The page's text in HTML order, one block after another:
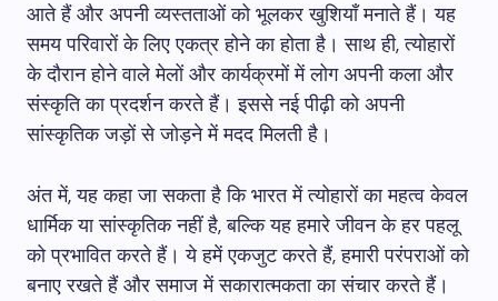
आते हैं और अपनी व्यस्तताओं को भूलकर खुशियाँ मनाते हैं। यह
समय परिवारों के लिए एकत्र होने का होता है। साथ ही, त्योहारों
के दौरान होने वाले मेलों और कार्यक्रमों में लोग अपनी कला और
संस्कृति का प्रदर्शन करते हैं। इससे नई पीढ़ी को अपनी
सांस्कृतिक जड़ों से जोड़ने में मदद मिलती है।
अंत में, यह कहा जा सकता है कि भारत में त्योहारों का महत्व केवल
धार्मिक या सांस्कृतिक नहीं है, बल्कि यह हमारे जीवन के हर पहलू
को प्रभावित करते हैं। ये हमें एकजुट करते हैं, हमारी परंपराओं को
बनाए रखते हैं और समाज में सकारात्मकता का संचार करते हैं।